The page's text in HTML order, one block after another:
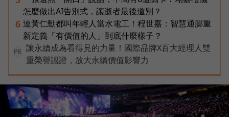
怎麼做出AI告別式，讓逝者最後道別？
6 連黃仁勳都叫年輕人當水電工！程世嘉：智慧通膨重
新定義「有價值的人」到底什麼樣子？
PR
讓永續成為看得見的力量！國際品牌X百大經理人雙
重榮譽認證，放大永續價值影響力